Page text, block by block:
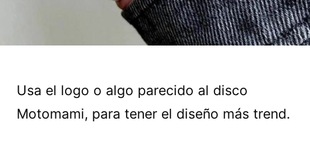
Usa el logo o algo parecido al disco
Motomami, para tener el diseño más trend.